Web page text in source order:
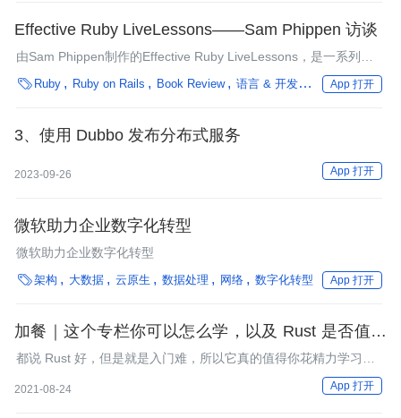
Effective Ruby LiveLessons——Sam Phippen 访谈
由Sam Phippen制作的Effective Ruby LiveLessons，是一系列讲
解了专业的Rubyists的最佳实践的视频教程，它针对各个阶层的
Ruby程序员。视频教程包含了亲自示范，来帮助观看者理解每个
的课程，以及Ruby on Rails的最佳实践。
 Ruby Ruby on Rails Book Review 语言 & 开发 架构 编程语言
App 打开
3、使用 Dubbo 发布分布式服务
2023-09-26 App 打开
微软助力企业数字化转型
微软助力企业数字化转型
架构 大数据 云原生 数据处理 网络 数字化转型 App 打开
加餐｜这个专栏你可以怎么学，以及 Rust 是否值得
学？
都说 Rust 好，但是就是入门难，所以它真的值得你花精力学习
2021-08-24 App 打开